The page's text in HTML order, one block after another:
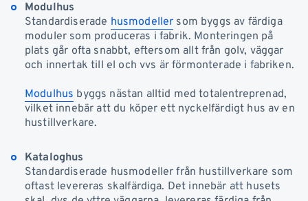
Modulhus
Standardiserade husmodeller som byggs av färdiga
moduler som produceras i fabrik. Monteringen på
plats går ofta snabbt, eftersom allt från golv, väggar
och innertak till el och vvs är förmonterade i fabriken.
Modulhus byggs nästan alltid med totalentreprenad,
vilket innebär att du köper ett nyckelfärdigt hus av en
hustillverkare.
Kataloghus
Standardiserade husmodeller från hustillverkare som
oftast levereras skalfärdiga. Det innebär att husets